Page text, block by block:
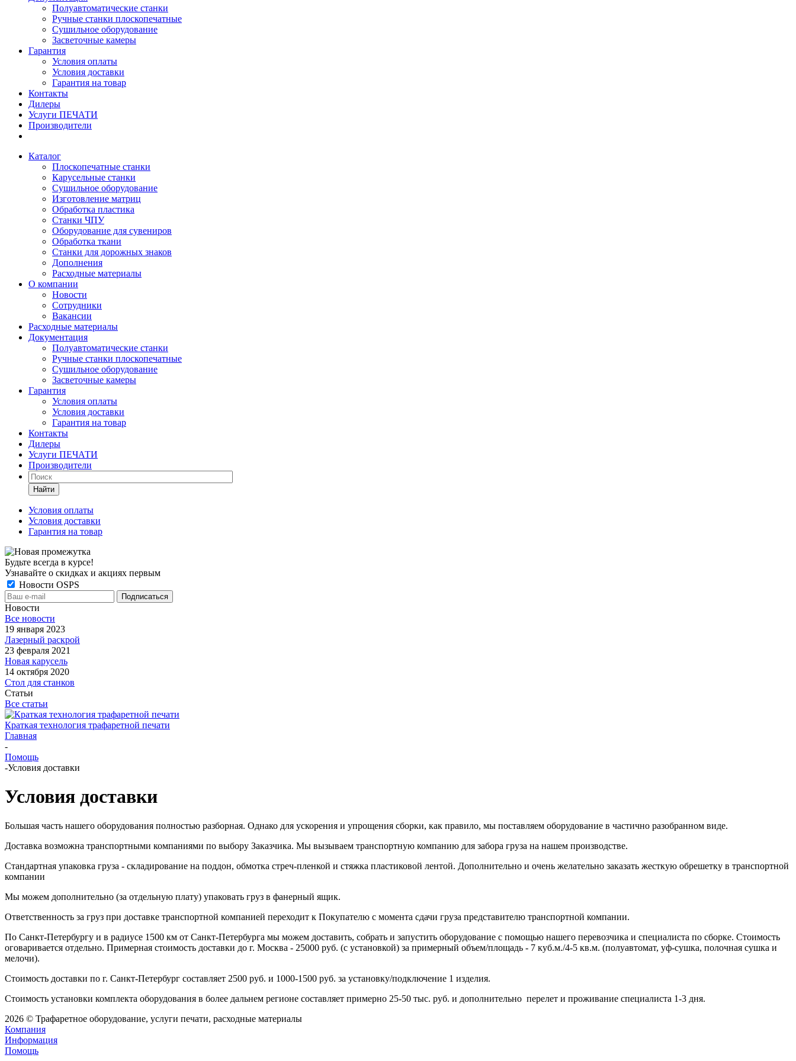
Полуавтоматические станки
Ручные станки плоскопечатные
Сушильное оборудование
Засветочные камеры
Гарантия
Условия оплаты
Условия доставки
Гарантия на товар
Контакты
Дилеры
Услуги ПЕЧАТИ
Производители
Каталог
Плоскопечатные станки
Карусельные станки
Сушильное оборудование
Изготовление матриц
Обработка пластика
Станки ЧПУ
Оборудование для сувениров
Обработка ткани
Станки для дорожных знаков
Дополнения
Расходные материалы
О компании
Новости
Сотрудники
Вакансии
Расходные материалы
Документация
Полуавтоматические станки
Ручные станки плоскопечатные
Сушильное оборудование
Засветочные камеры
Гарантия
Условия оплаты
Условия доставки
Гарантия на товар
Контакты
Дилеры
Услуги ПЕЧАТИ
Производители
Найти
Условия оплаты
Условия доставки
Гарантия на товар
Будьте всегда в курсе!
Узнавайте о скидках и акциях первым
Новости OSPS
Новости
Все новости
19 января 2023
Лазерный раскрой
23 февраля 2021
Новая карусель
14 октября 2020
Стол для станков
Статьи
Все статьи
Краткая технология трафаретной печати
Главная
-
Помощь
-Условия доставки
Условия доставки
Большая часть нашего оборудования полностью разборная. Однако для ускорения и упрощения сборки, как правило, мы поставляем оборудование в частично разобранном виде.
Доставка возможна транспортными компаниями по выбору Заказчика. Мы вызываем транспортную компанию для забора груза на нашем производстве.
Стандартная упаковка груза - складирование на поддон, обмотка стреч-пленкой и стяжка пластиковой лентой. Дополнительно и очень желательно заказать жесткую обрешетку в транспортной
компании
Мы можем дополнительно (за отдельную плату) упаковать груз в фанерный ящик.
Ответственность за груз при доставке транспортной компанией переходит к Покупателю с момента сдачи груза представителю транспортной компании.
По Санкт-Петербургу и в радиусе 1500 км от Санкт-Петербурга мы можем доставить, собрать и запустить оборудование с помощью нашего перевозчика и специалиста по сборке. Стоимость
оговаривается отдельно. Примерная стоимость доставки до г. Москва - 25000 руб. (с установкой) за примерный объем/площадь - 7 куб.м./4-5 кв.м. (полуавтомат, уф-сушка, полочная сушка и
мелочи).
Стоимость доставки по г. Санкт-Петербург составляет 2500 руб. и 1000-1500 руб. за установку/подключение 1 изделия.
Стоимость установки комплекта оборудования в более дальнем регионе составляет примерно 25-50 тыс. руб. и дополнительно перелет и проживание специалиста 1-3 дня.
2026 © Трафаретное оборудование, услуги печати, расходные материалы
Компания
Информация
Помощь